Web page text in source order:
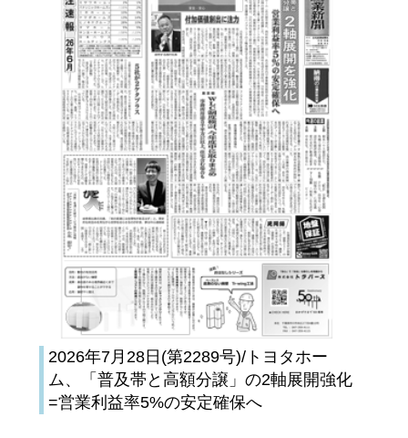
2026年7月28日(第2289号)/トヨタホー
ム、「普及帯と高額分譲」の2軸展開強化
=営業利益率5%の安定確保へ